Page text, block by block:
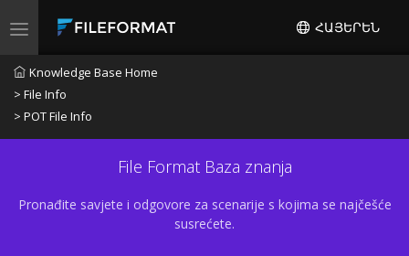
Toggle navigation ՀԱՅԵՐԵՆ
Knowledge Base Home
> File Info
> POT File Info
File Format Baza znanja
Pronađite savjete i odgovore za scenarije s kojima se najčešće
susrećete.